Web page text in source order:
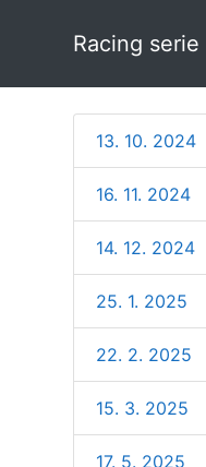
Racing serie
13. 10. 2024
16. 11. 2024
14. 12. 2024
25. 1. 2025
22. 2. 2025
15. 3. 2025
17. 5. 2025